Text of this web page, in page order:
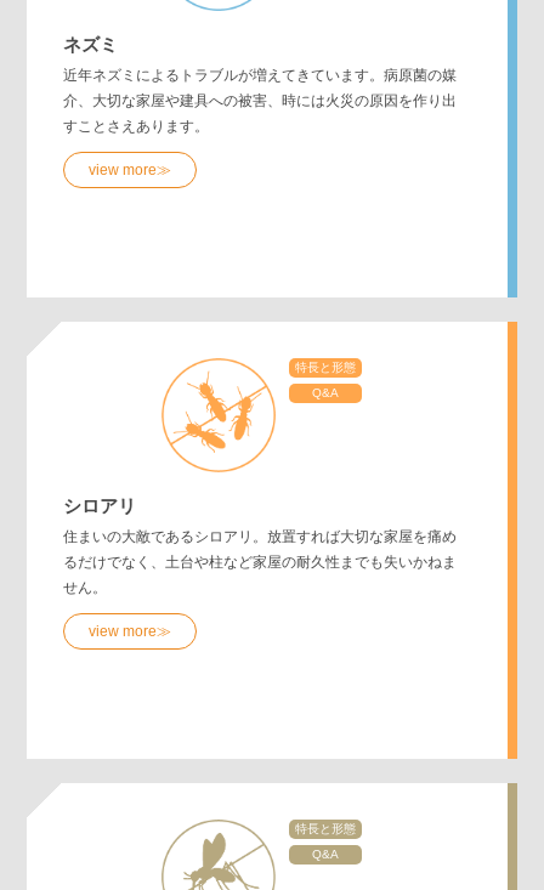
ネズミ
近年ネズミによるトラブルが増えてきています。病原菌の媒
介、大切な家屋や建具への被害、時には火災の原因を作り出
すことさえあります。
view more≫
特長と形態
Q&A
シロアリ
住まいの大敵であるシロアリ。放置すれば大切な家屋を痛め
るだけでなく、土台や柱など家屋の耐久性までも失いかねま
せん。
view more≫
特長と形態
Q&A